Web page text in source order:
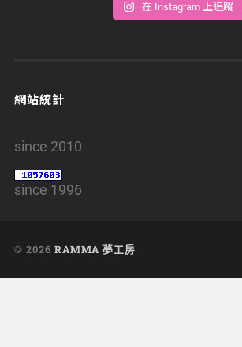
在 Instagram 上追蹤
網站統計
since 2010
since 1996
© 2026 RAMMA 夢工房